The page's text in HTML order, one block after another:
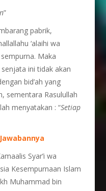
”
pabrik,
‘alaihi wa
Maka
ini tidak akan
bid’ah yang
sementara Rasulullah
menyatakan : “Setiap
Syar’i wa
Kesempurnaan Islam
Muhammad bin